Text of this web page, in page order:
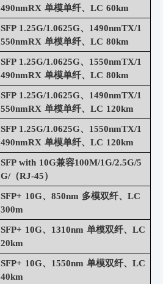
490nmRX 单模单纤、LC 60km
SFP 1.25G/1.0625G、1490nmTX/1
550nmRX 单模单纤、LC 80km
SFP 1.25G/1.0625G、1550nmTX/1
490nmRX 单模单纤、LC 80km
SFP 1.25G/1.0625G、1490nmTX/1
550nmRX 单模单纤、LC 120km
SFP 1.25G/1.0625G、1550nmTX/1
490nmRX 单模单纤、LC 120km
SFP with 10G兼容100M/1G/2.5G/5
G/（RJ-45）
SFP+ 10G、850nm 多模双纤、LC
300m
SFP+ 10G、1310nm 单模双纤、LC
20km
SFP+ 10G、1550nm 单模双纤、LC
40km